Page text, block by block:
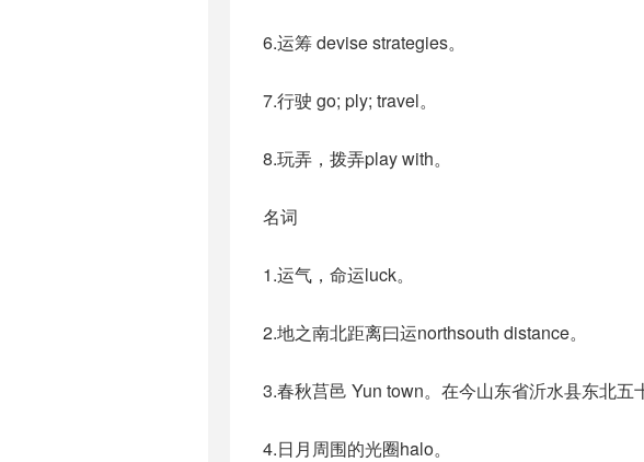
6.运筹 devise strategies。
7.行驶 go; ply; travel。
8.玩弄，拨弄play with。
名词
1.运气，命运luck。
2.地之南北距离曰运northsouth distance。
3.春秋莒邑 Yun town。在今山东省沂水县东北五
4.日月周围的光圈halo。